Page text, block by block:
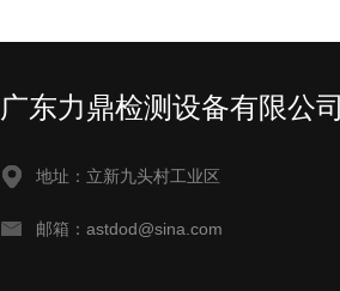
广东力鼎检测设备有限公司
地址：立新九头村工业区
邮箱：astdod@sina.com